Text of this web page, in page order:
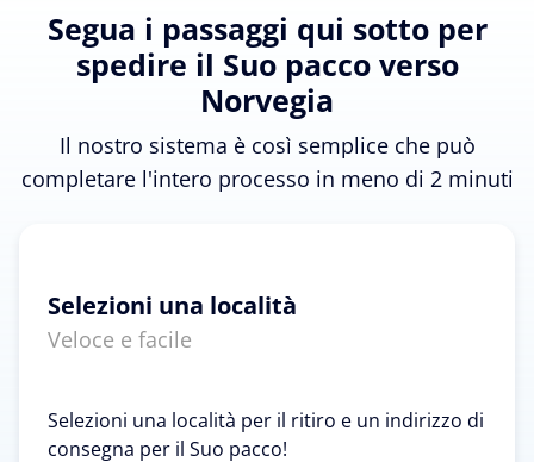
Segua i passaggi qui sotto per
spedire il Suo pacco verso
Norvegia
Il nostro sistema è così semplice che può
completare l'intero processo in meno di 2 minuti
Selezioni una località
Veloce e facile
Selezioni una località per il ritiro e un indirizzo di
consegna per il Suo pacco!